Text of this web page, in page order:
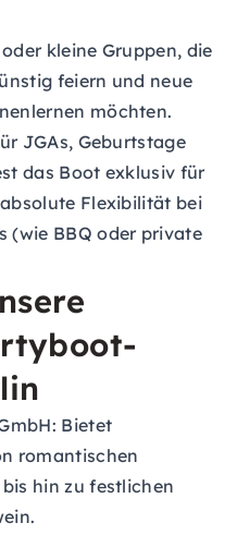
kleine Gruppen, die
feiern und neue
möchten.
JGAs, Geburtstage
das Boot exklusiv für
Flexibilität bei
(wie BBQ oder private
Bietet
romantischen
hin zu festlichen